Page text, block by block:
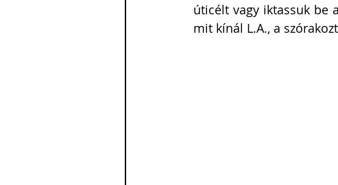
úticélt vagy iktassuk be
mit kínál L.A., a